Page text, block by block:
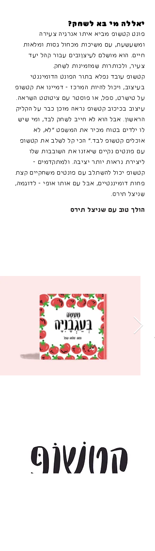
יאללה מי בא לשחק?
פונט קטשופ מביא איתו אנרגיה צעירה
ומשעשעת, עם משיכות מכחול גסות ומלאות
חיים. הוא מושלם לעיצןובים עבור קהל יעד
צעיר, ולכותרות שמזמינות לשחק.
קטשופ עובד נפלא בתור הפונט הדומיננטי
בעיצוב, ויכול להיות המרכז - דמיינו את קטשופ
על טישרט, ספל, או פוסטר עם ציטוטט השראה.
עיצוב בכיכוב קטשופ נראה מוכן כבר על הקליק
הראשון. אבל הוא לא חייב לשחק לבד, ומי שיש
לו ילדים בטוח מכיר את המשפט ״לא, לא
אוכלים קטשופ לבד.״ הכי קל לשלב את קטשופ
עם פונטים נקיים שיאזנו את השובבות שלו
ליצירת נראות יותר יציבה. ולמתקדמים -
קטשופ יכול להשתלב עם פונטים משחקיים קצת
פחות דומיננטיים, אבל עם אותו אופי - לדוגמה,
שניצל תירס.
הולך טוב עם שניצל תירס